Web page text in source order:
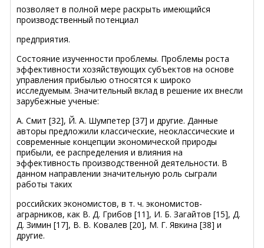
позволяет в полной мере раскрыть имеющийся
производственный потенциал
предприятия.
Состояние изученности проблемы. Проблемы роста
эффективности хозяйствующих субъектов на основе
управления прибылью относятся к широко
исследуемым. Значительный вклад в решение их внесли
зарубежные ученые:
А. Смит [32], Й. А. Шумпетер [37] и другие. Данные
авторы предложили классические, неоклассические и
современные концепции экономической природы
прибыли, ее распределения и влияния на
эффективность производственной деятельности. В
данном направлении значительную роль сыграли
работы таких
российских экономистов, в т. ч. экономистов-
аграрников, как В. Д. Грибов [11], И. Б. Загайтов [15], Д.
Д. Зимин [17], В. В. Ковалев [20], М. Г. Явкина [38] и
другие.